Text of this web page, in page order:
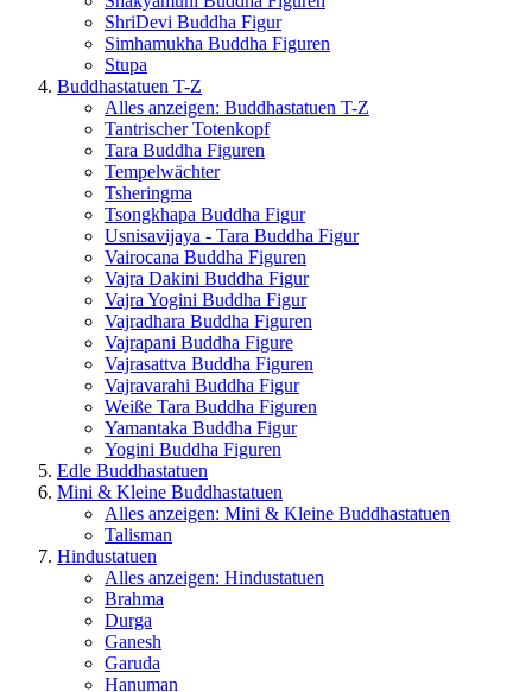
ShriDevi Buddha Figur
Simhamukha Buddha Figuren
Stupa
Buddhastatuen T-Z
Alles anzeigen: Buddhastatuen T-Z
Tantrischer Totenkopf
Tara Buddha Figuren
Tempelwächter
Tsheringma
Tsongkhapa Buddha Figur
Usnisavijaya - Tara Buddha Figur
Vairocana Buddha Figuren
Vajra Dakini Buddha Figur
Vajra Yogini Buddha Figur
Vajradhara Buddha Figuren
Vajrapani Buddha Figure
Vajrasattva Buddha Figuren
Vajravarahi Buddha Figur
Weiße Tara Buddha Figuren
Yamantaka Buddha Figur
Yogini Buddha Figuren
Edle Buddhastatuen
Mini & Kleine Buddhastatuen
Alles anzeigen: Mini & Kleine Buddhastatuen
Talisman
Hindustatuen
Alles anzeigen: Hindustatuen
Brahma
Durga
Ganesh
Garuda
Hanuman